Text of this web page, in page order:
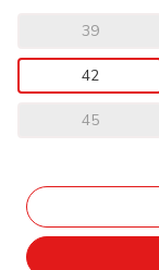
39
42
45